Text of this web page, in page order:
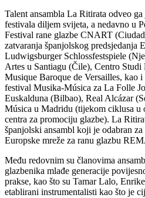
Talent ansambla La Ritirata odveo
festivala diljem svijeta, a nedavno u
Festival rane glazbe CNART
zatvaranja španjolskog predsjedanja
Ludwigsburger Schlossfestspiele
Artes u Santiagu (Čile), Centro
Musique Baroque de Versailles, kao
festival Musika-Música za La Folle
Euskalduna (Bilbao), Real Alcázar
Música u Madridu (tijekom ciklusa u
centra za promociju glazbe). La
španjolski ansambl koji je odabran
Europske mreže za ranu glazbu
Među redovnim su članovima
glazbenika mlađe generacije
prakse, kao što su Tamar Lalo,
etablirani instrumentalisti kao što je